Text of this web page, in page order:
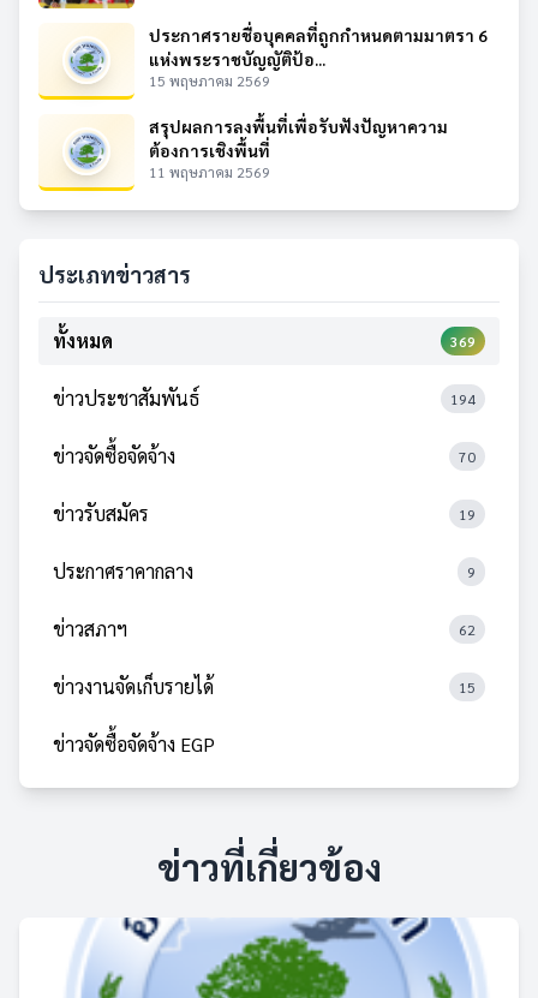
ประกาศรายชื่อบุคคลที่ถูกกำหนดตามมาตรา 6
แห่งพระราชบัญญัติป้อ...
15 พฤษภาคม 2569
สรุปผลการลงพื้นที่เพื่อรับฟังปัญหาความ
ต้องการเชิงพื้นที่
11 พฤษภาคม 2569
ประเภทข่าวสาร
ทั้งหมด 369
ข่าวประชาสัมพันธ์ 194
ข่าวจัดซื้อจัดจ้าง 70
ข่าวรับสมัคร 19
ประกาศราคากลาง 9
ข่าวสภาฯ 62
ข่าวงานจัดเก็บรายได้ 15
ข่าวจัดซื้อจัดจ้าง EGP
ข่าวที่เกี่ยวข้อง